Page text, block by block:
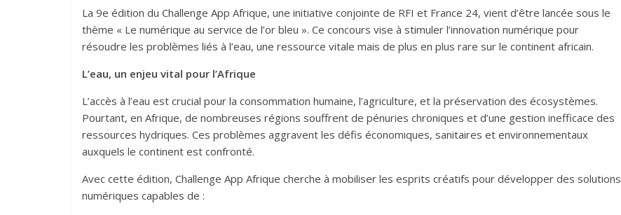
La 9e édition du Challenge App Afrique, une initiative conjointe de RFI et France 24, vient d’être lancée sous le
thème « Le numérique au service de l’or bleu ». Ce concours vise à stimuler l’innovation numérique pour
résoudre les problèmes liés à l’eau, une ressource vitale mais de plus en plus rare sur le continent africain.
L’eau, un enjeu vital pour l’Afrique
L’accès à l’eau est crucial pour la consommation humaine, l’agriculture, et la préservation des écosystèmes.
Pourtant, en Afrique, de nombreuses régions souffrent de pénuries chroniques et d’une gestion inefficace des
ressources hydriques. Ces problèmes aggravent les défis économiques, sanitaires et environnementaux
auxquels le continent est confronté.
Avec cette édition, Challenge App Afrique cherche à mobiliser les esprits créatifs pour développer des solutions
numériques capables de :